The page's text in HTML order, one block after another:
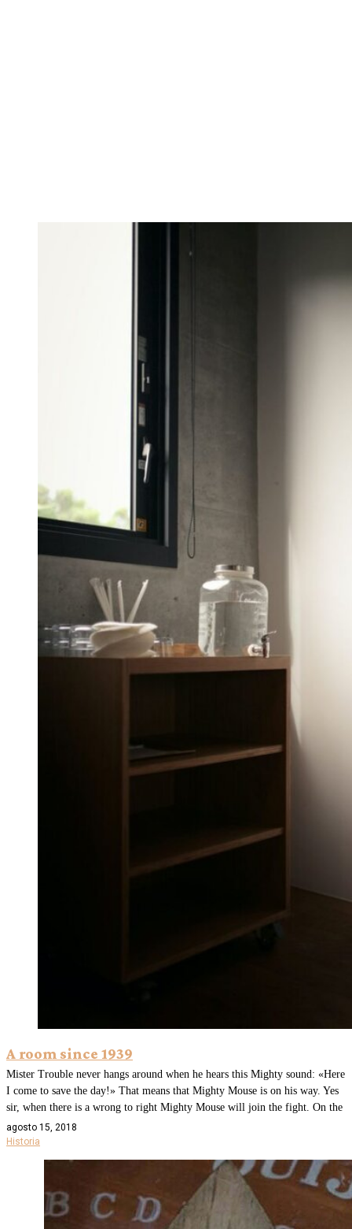
A room since 1939
Mister Trouble never hangs around when he hears this Mighty sound: «Here
I come to save the day!» That means that Mighty Mouse is on his way. Yes
sir, when there is a wrong to right Mighty Mouse will join the fight. On the
agosto 15, 2018
Historia